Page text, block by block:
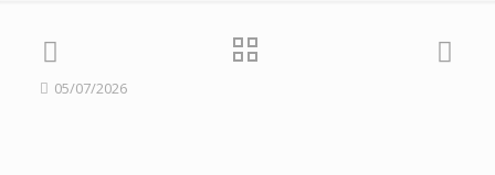
05/07/2026